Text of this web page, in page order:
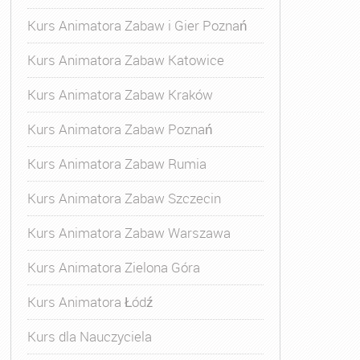
Kurs Animatora Zabaw i Gier Poznań
Kurs Animatora Zabaw Katowice
Kurs Animatora Zabaw Kraków
Kurs Animatora Zabaw Poznań
Kurs Animatora Zabaw Rumia
Kurs Animatora Zabaw Szczecin
Kurs Animatora Zabaw Warszawa
Kurs Animatora Zielona Góra
Kurs Animatora Łódź
Kurs dla Nauczyciela